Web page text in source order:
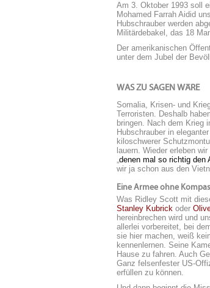
Am 3. Oktober 1993 soll
Mohamed Farrah Aidid
Hubschrauber werden
Militärdebakel, das 18
Der amerikanischen
unter dem Jubel der
WAS ZU SAGEN WÄRE
Somalia, Krisen- und
Terroristen. Deshalb
bringen. Nach dem Krieg
Hubschrauber in
kiloschwerer
lauern. Wieder erleben
„denen mal so richtig den
wir ja schon aus den
Eine Armee ohne
Was Ridley Scott mit
Stanley Kubrick oder
hereinbrechen wird und
allerlei vorbereitet, bei
sie hier machen, weiß
kennenlernen. Seine
Hause zu fahren. Auch
Ganz felsenfester US-
erfüllen zu können.